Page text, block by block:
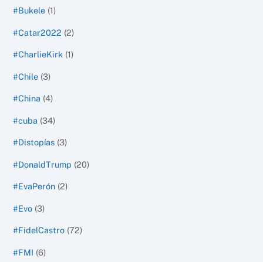
#Bukele (1)
#Catar2022 (2)
#CharlieKirk (1)
#Chile (3)
#China (4)
#cuba (34)
#Distopías (3)
#DonaldTrump (20)
#EvaPerón (2)
#Evo (3)
#FidelCastro (72)
#FMI (6)